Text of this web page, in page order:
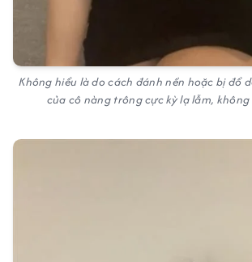
Không hiểu là do cách đánh nền hoặc bị đổ
của cô nàng trông cực kỳ lạ lẫm,